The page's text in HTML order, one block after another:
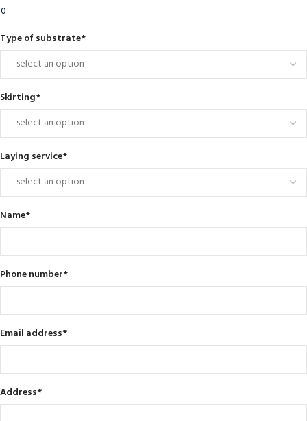
Type of substrate*
Skirting*
Laying service*
Name*
Phone number*
Email address*
Address*